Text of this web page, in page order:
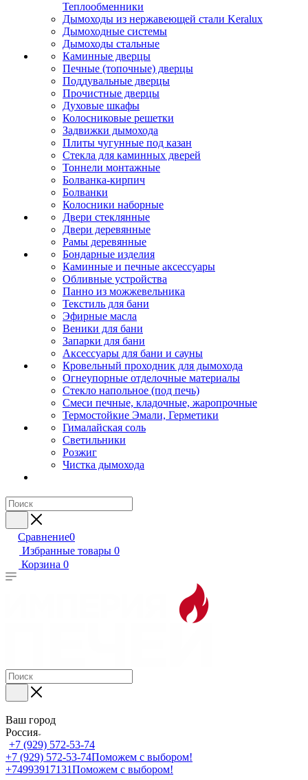
Теплообменники
Дымоходы из нержавеющей стали Keralux
Дымоходные системы
Дымоходы стальные
Каминные дверцы
Печные (топочные) дверцы
Поддувальные дверцы
Прочистные дверцы
Духовые шкафы
Колосниковые решетки
Задвижки дымохода
Плиты чугунные под казан
Стекла для каминных дверей
Тоннели монтажные
Болванка-кирпич
Болванки
Колосники наборные
Двери стеклянные
Двери деревянные
Рамы деревянные
Бондарные изделия
Каминные и печные аксессуары
Обливные устройства
Панно из можжевельника
Текстиль для бани
Эфирные масла
Веники для бани
Запарки для бани
Аксессуары для бани и сауны
Кровельный проходник для дымохода
Огнеупорные отделочные материалы
Стекло напольное (под печь)
Смеси печные, кладочные, жаропрочные
Термостойкие Эмали, Герметики
Гималайская соль
Светильники
Розжиг
Чистка дымохода
Сравнение0
Избранные товары 0
Корзина 0
Ваш город
Россия
+7 (929) 572-53-74
+7 (929) 572-53-74Поможем с выбором!
+74993917131Поможем с выбором!